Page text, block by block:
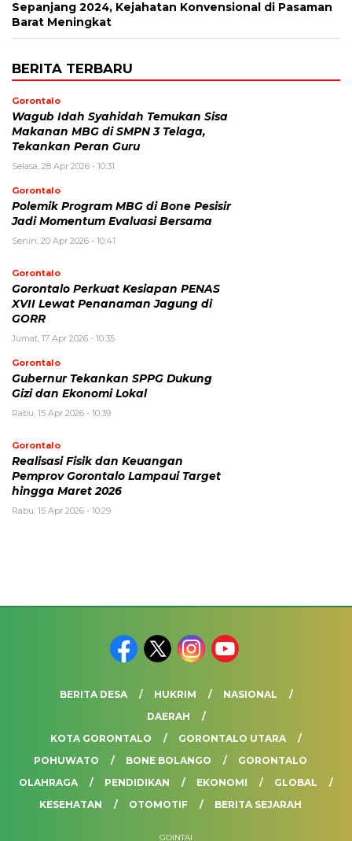
Sepanjang 2024, Kejahatan Konvensional di Pasaman
Barat Meningkat
BERITA TERBARU
Gorontalo
Wagub Idah Syahidah Temukan Sisa
Makanan MBG di SMPN 3 Telaga,
Tekankan Peran Guru
Selasa, 28 Apr 2026 - 10:31
Gorontalo
Polemik Program MBG di Bone Pesisir
Jadi Momentum Evaluasi Bersama
Senin, 20 Apr 2026 - 10:41
Gorontalo
Gorontalo Perkuat Kesiapan PENAS
XVII Lewat Penanaman Jagung di
GORR
Jumat, 17 Apr 2026 - 10:35
Gorontalo
Gubernur Tekankan SPPG Dukung
Gizi dan Ekonomi Lokal
Rabu, 15 Apr 2026 - 10:39
Gorontalo
Realisasi Fisik dan Keuangan
Pemprov Gorontalo Lampaui Target
hingga Maret 2026
Rabu, 15 Apr 2026 - 10:29
BERITA DESA HUKRIM
NASIONAL
DAERAH
KOTA GORONTALO
GORONTALO UTARA
POHUWATO
BONE BOLANGO
GORONTALO
OLAHRAGA
PENDIDIKAN EKONOMI
GLOBAL
KESEHATAN
OTOMOTIF BERITA SEJARAH
GOINTAI